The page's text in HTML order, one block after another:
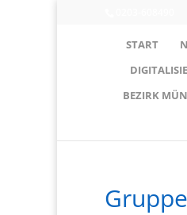
START
BEZIRK